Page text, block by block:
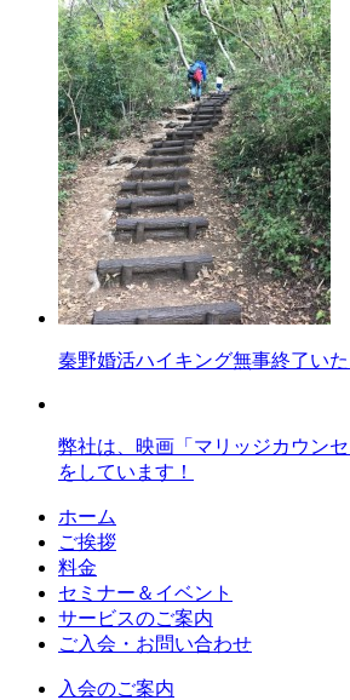
秦野婚活ハイキング無事終了いた
弊社は、映画「マリッジカウン
をしています！
ホーム
ご挨拶
料金
セミナー＆イベント
サービスのご案内
ご入会・お問い合わせ
入会のご案内